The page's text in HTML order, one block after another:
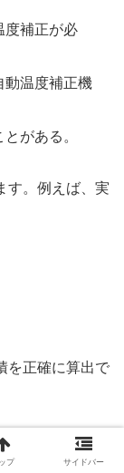
度補正が必
動温度補正機
がある。
す。例えば、実
を正確に算出で
る方法もあ
プ サイドバー